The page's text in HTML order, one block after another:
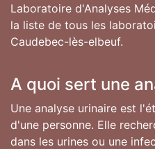
Laboratoire d'Analyses
la liste de tous les
Caudebec-lès-elbeuf.
A quoi sert une
Une analyse urinaire est
d'une personne. Elle
dans les urines ou une